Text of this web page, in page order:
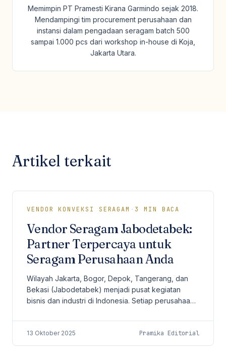
Memimpin PT Pramesti Kirana Garmindo sejak 2018.
Mendampingi tim procurement perusahaan dan
instansi dalam pengadaan seragam batch 500
sampai 1.000 pcs dari workshop in-house di Koja,
Jakarta Utara.
Artikel terkait
VENDOR KONVEKSI SERAGAM · 3 MIN BACA
Vendor Seragam Jabodetabek:
Partner Terpercaya untuk
Seragam Perusahaan Anda
Wilayah Jakarta, Bogor, Depok, Tangerang, dan
Bekasi (Jabodetabek) menjadi pusat kegiatan
bisnis dan industri di Indonesia. Setiap perusahaan
— dan...
13 Oktober 2025 Pramika Editorial